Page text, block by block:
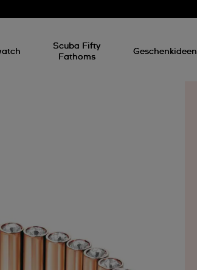
Scuba Fifty
Fathoms
Geschenkideen